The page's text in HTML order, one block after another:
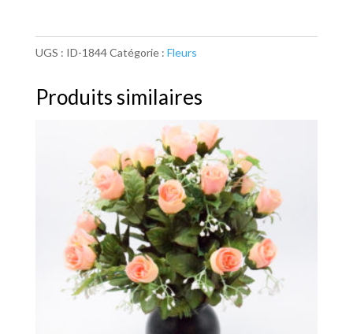
UGS : ID-1844Catégorie : Fleurs
Produits similaires